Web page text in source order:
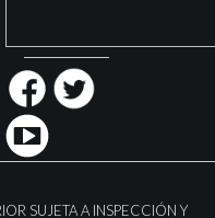
SUJETA A INSPECCIÓN Y